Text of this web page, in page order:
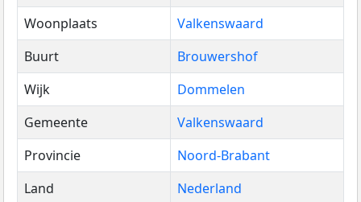
Woonplaats
Valkenswaard
Buurt
Brouwershof
Wijk
Dommelen
Gemeente
Valkenswaard
Provincie
Noord-Brabant
Land
Nederland